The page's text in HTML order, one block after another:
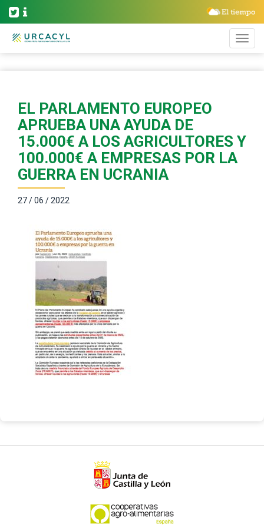
EL PARLAMENTO EUROPEO
APRUEBA UNA AYUDA DE
15.000€ A LOS AGRICULTORES Y
100.000€ A EMPRESAS POR LA
GUERRA EN UCRANIA
27 / 06 / 2022